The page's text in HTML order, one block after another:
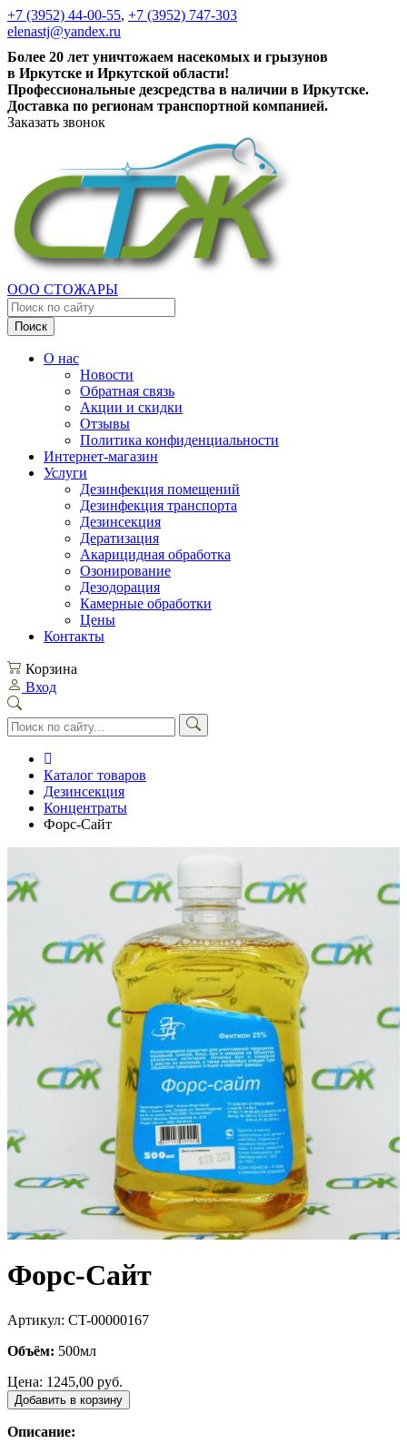
+7 (3952) 44-00-55, +7 (3952) 747-303
elenastj@yandex.ru
Более 20 лет уничтожаем насекомых и грызунов
в Иркутске и Иркутской области!
Профессиональные дезсредства в наличии в Иркутске.
Доставка по регионам транспортной компанией.
Заказать звонок
ООО СТОЖАРЫ
Поиск
О нас
Новости
Обратная связь
Акции и скидки
Отзывы
Политика конфиденциальности
Интернет-магазин
Услуги
Дезинфекция помещений
Дезинфекция транспорта
Дезинсекция
Дератизация
Акарицидная обработка
Озонирование
Дезодорация
Камерные обработки
Цены
Контакты
Корзина
Вход
Каталог товаров
Дезинсекция
Концентраты
Форс-Сайт
Форс-Сайт
Артикул: CT-00000167
Объём: 500мл
Цена: 1245,00 руб.
Добавить в корзину
Описание: